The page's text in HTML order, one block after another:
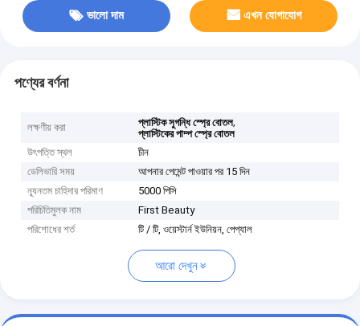
ভালো দাম এখন যোগাযোগ
পণ্যের বর্ণনা
লক্ষণীয় করা প্লাস্টিক সুগন্ধি স্প্রে বোতল,
প্লাস্টিকের পাম্প স্প্রে বোতল
উৎপত্তি স্থল
চীন
ডেলিভারি সময়
আপনার পেমেন্ট পাওয়ার পর 15 দিন
ন্যূনতম চাহিদার পরিমাণ
5000 পিসি
পরিচিতিমুলক নাম
First Beauty
পরিশোধের শর্ত
টি / টি, ওয়েস্টার্ন ইউনিয়ন, পেপ্যাল
আরো দেখুন